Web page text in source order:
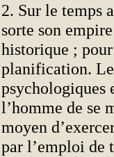
2. Sur le temps
sorte son
historique ;
planification.
psychologiques
l’homme de se
moyen
par l’emploi de